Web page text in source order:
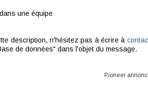
une équipe
description, n'hésitez pas à écrire à
de données" dans l'objet du message.
Pioneer